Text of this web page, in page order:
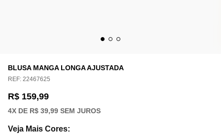
BLUSA MANGA LONGA AJUSTADA
REF: 22467625
R$ 159,99
4X DE R$ 39,99 SEM JUROS
Veja Mais Cores: